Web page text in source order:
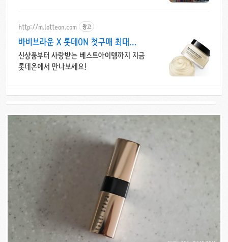
http://m.lotteon.com 광고
바비브라운 X 롯데ON 첫구매 최대
5천원 혜택!
신상품부터 사랑받는 베스트아이템까지 지금
롯데온에서 만나보세요!